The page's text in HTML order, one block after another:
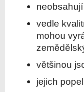
vedle
mohou
většinou
jejich